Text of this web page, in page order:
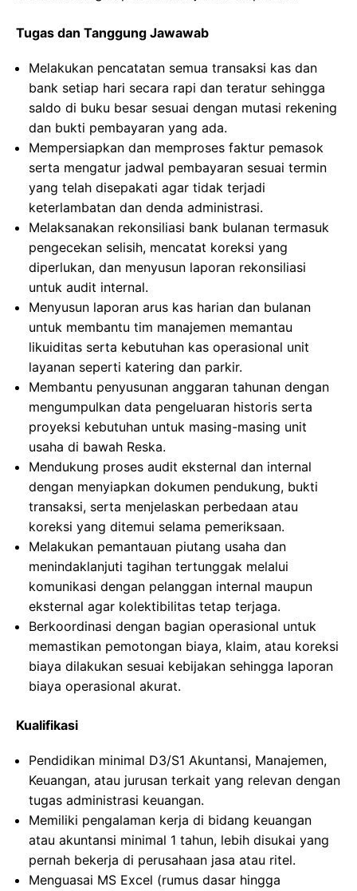
Tugas dan Tanggung Jawawab
Melakukan pencatatan semua transaksi kas dan
bank setiap hari secara rapi dan teratur sehingga
saldo di buku besar sesuai dengan mutasi rekening
dan bukti pembayaran yang ada.
Mempersiapkan dan memproses faktur pemasok
serta mengatur jadwal pembayaran sesuai termin
yang telah disepakati agar tidak terjadi
keterlambatan dan denda administrasi.
Melaksanakan rekonsiliasi bank bulanan termasuk
pengecekan selisih, mencatat koreksi yang
diperlukan, dan menyusun laporan rekonsiliasi
untuk audit internal.
Menyusun laporan arus kas harian dan bulanan
untuk membantu tim manajemen memantau
likuiditas serta kebutuhan kas operasional unit
layanan seperti katering dan parkir.
Membantu penyusunan anggaran tahunan dengan
mengumpulkan data pengeluaran historis serta
proyeksi kebutuhan untuk masing-masing unit
usaha di bawah Reska.
Mendukung proses audit eksternal dan internal
dengan menyiapkan dokumen pendukung, bukti
transaksi, serta menjelaskan perbedaan atau
koreksi yang ditemui selama pemeriksaan.
Melakukan pemantauan piutang usaha dan
menindaklanjuti tagihan tertunggak melalui
komunikasi dengan pelanggan internal maupun
eksternal agar kolektibilitas tetap terjaga.
Berkoordinasi dengan bagian operasional untuk
memastikan pemotongan biaya, klaim, atau koreksi
biaya dilakukan sesuai kebijakan sehingga laporan
biaya operasional akurat.
Kualifikasi
Pendidikan minimal D3/S1 Akuntansi, Manajemen,
Keuangan, atau jurusan terkait yang relevan dengan
tugas administrasi keuangan.
Memiliki pengalaman kerja di bidang keuangan
atau akuntansi minimal 1 tahun, lebih disukai yang
pernah bekerja di perusahaan jasa atau ritel.
Menguasai MS Excel (rumus dasar hingga